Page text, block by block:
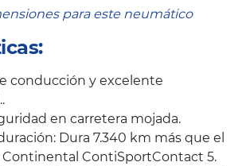
para este neumático
conducción y excelente
en carretera mojada.
Dura 7.340 km más que el
ContiSportContact 5.